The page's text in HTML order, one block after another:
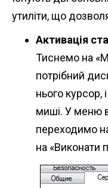
утиліти, що
Активація
Тиснемо на
потрібний
нього курсор,
миші. У меню
переходимо
на «Виконати